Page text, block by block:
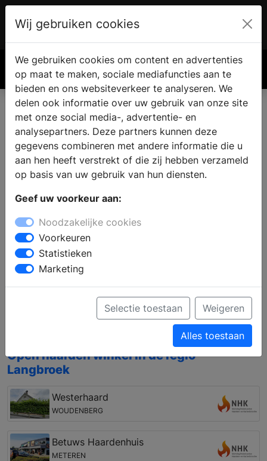
€ 0.00
Haard of kachel vinden in
Langbroek
Bezoek een haardenspecialist in de omgeving en
bekijk alle soorten haarden in de showroom. De
specialist zal u graag adviseren over een geschikte
haard toegepast op uw woonsituatie en budget en
over een vakkundige installatie van uw eigen haard.
Laat u informeren over de verschillende
mogelijkheden op het gebied van open haarden,
gashaarden, liftdeurhaarden, cv houthaarden, pellet
kachels, houtkachels, gaskachels en geschikte
Open haarden winkel in de regio
Langbroek
Westerhaard
WOUDENBERG
Betuws Haardenhuis
METEREN
Wij gebruiken cookies
We gebruiken cookies om content en advertenties
op maat te maken, sociale mediafuncties aan te
bieden en ons websiteverkeer te analyseren. We
delen ook informatie over uw gebruik van onze site
met onze social media-, advertentie- en
analysepartners. Deze partners kunnen deze
gegevens combineren met andere informatie die u
aan hen heeft verstrekt of die zij hebben verzameld
op basis van uw gebruik van hun diensten.
Geef uw voorkeur aan:
Noodzakelijke cookies
Voorkeuren
Statistieken
Marketing
Selectie toestaan Weigeren
Alles toestaan